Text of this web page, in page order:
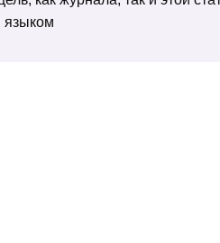
языком